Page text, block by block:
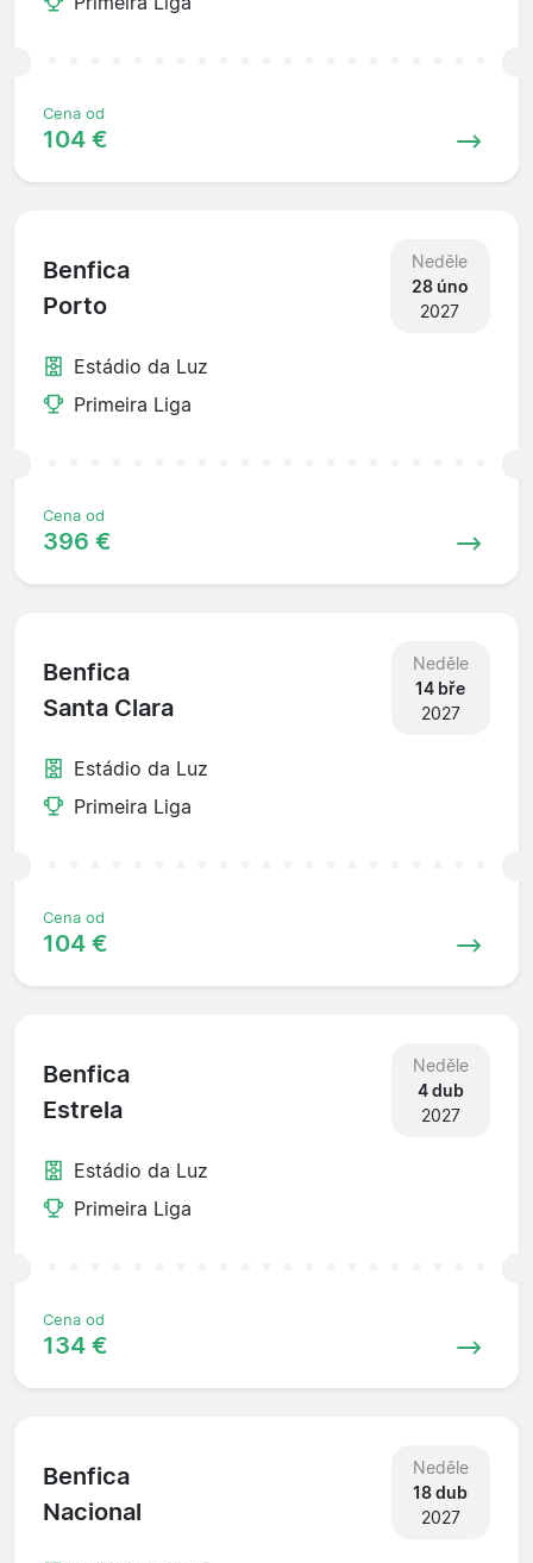
Cena od
104 €
Benfica
Porto
Neděle
28 úno
2027
Estádio da Luz
Primeira Liga
Cena od
396 €
Benfica
Santa Clara
Neděle
14 bře
2027
Estádio da Luz
Primeira Liga
Cena od
104 €
Benfica
Estrela
Neděle
4 dub
2027
Estádio da Luz
Primeira Liga
Cena od
134 €
Benfica
Nacional
Neděle
18 dub
2027